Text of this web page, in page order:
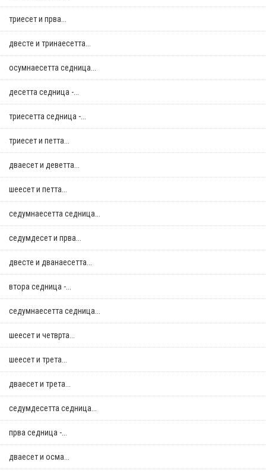
триесет и прва...
двестe и тринаесетта...
осумнaесетта седница...
десетта седница -...
триесетта седница -...
триесет и петта...
дваесет и деветта...
шеесет и петта...
седумнаесетта седница...
седумдесет и прва...
двестe и дванаесетта...
втора седница -...
седумнаесетта седница...
шеесет и четврта...
шеесет и трета...
дваесет и трета...
седумдесетта седница...
прва седница -...
дваесет и осма...